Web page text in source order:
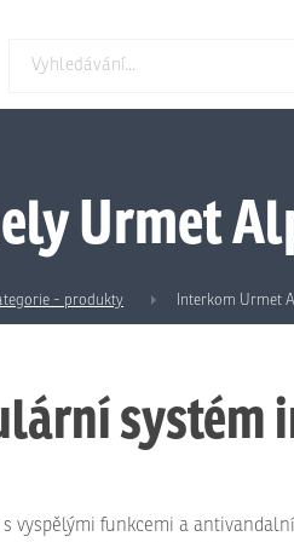
Urmet
- produkty Interkom Urmet
systém
vyspělými funkcemi a